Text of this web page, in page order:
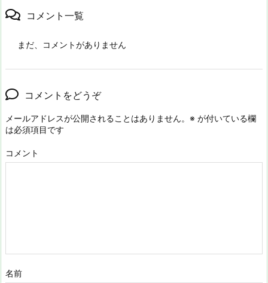
コメント一覧
まだ、コメントがありません
コメントをどうぞ
メールアドレスが公開されることはありません。 ※ が付いている欄
は必須項目です
コメント
名前